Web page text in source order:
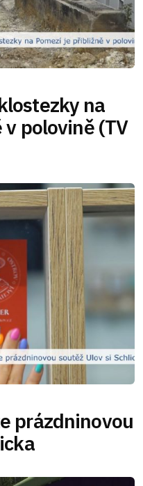
na
polovině (TV
prázdninovou